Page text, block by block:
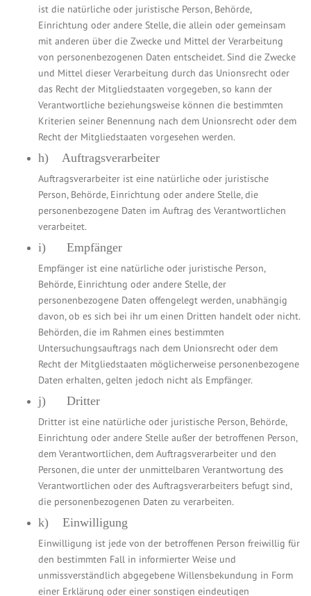
ist die natürliche oder juristische Person, Behörde,
Einrichtung oder andere Stelle, die allein oder gemeinsam
mit anderen über die Zwecke und Mittel der Verarbeitung
von personenbezogenen Daten entscheidet. Sind die Zwecke
und Mittel dieser Verarbeitung durch das Unionsrecht oder
das Recht der Mitgliedstaaten vorgegeben, so kann der
Verantwortliche beziehungsweise können die bestimmten
Kriterien seiner Benennung nach dem Unionsrecht oder dem
Recht der Mitgliedstaaten vorgesehen werden.
h) Auftragsverarbeiter
Auftragsverarbeiter ist eine natürliche oder juristische
Person, Behörde, Einrichtung oder andere Stelle, die
personenbezogene Daten im Auftrag des Verantwortlichen
verarbeitet.
i) Empfänger
Empfänger ist eine natürliche oder juristische Person,
Behörde, Einrichtung oder andere Stelle, der
personenbezogene Daten offengelegt werden, unabhängig
davon, ob es sich bei ihr um einen Dritten handelt oder nicht.
Behörden, die im Rahmen eines bestimmten
Untersuchungsauftrags nach dem Unionsrecht oder dem
Recht der Mitgliedstaaten möglicherweise personenbezogene
Daten erhalten, gelten jedoch nicht als Empfänger.
j) Dritter
Dritter ist eine natürliche oder juristische Person, Behörde,
Einrichtung oder andere Stelle außer der betroffenen Person,
dem Verantwortlichen, dem Auftragsverarbeiter und den
Personen, die unter der unmittelbaren Verantwortung des
Verantwortlichen oder des Auftragsverarbeiters befugt sind,
die personenbezogenen Daten zu verarbeiten.
k) Einwilligung
Einwilligung ist jede von der betroffenen Person freiwillig für
den bestimmten Fall in informierter Weise und
unmissverständlich abgegebene Willensbekundung in Form
einer Erklärung oder einer sonstigen eindeutigen